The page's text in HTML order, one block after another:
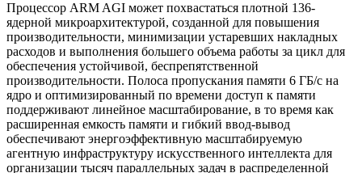
Процессор ARM AGI может похвастаться плотной 136-
ядерной микроархитектурой, созданной для повышения
производительности, минимизации устаревших накладных
расходов и выполнения большего объема работы за цикл для
обеспечения устойчивой, беспрепятственной
производительности. Полоса пропускания памяти 6 ГБ/с на
ядро и оптимизированный по времени доступ к памяти
поддерживают линейное масштабирование, в то время как
расширенная емкость памяти и гибкий ввод-вывод
обеспечивают энергоэффективную масштабируемую
агентную инфраструктуру искусственного интеллекта для
организации тысяч параллельных задач в распределенной